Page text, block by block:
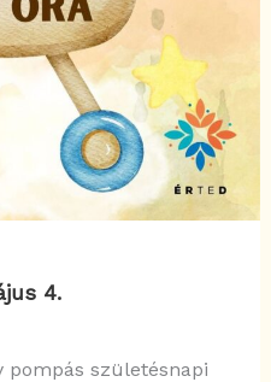
4.
pompás születésnapi